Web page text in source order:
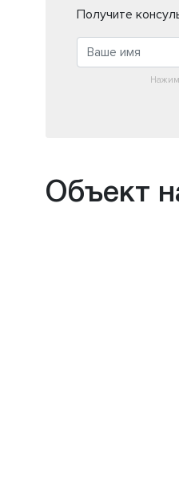
Получите
Объект